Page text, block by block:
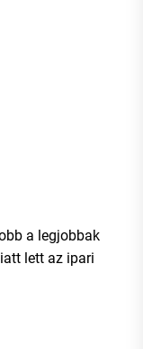
a legjobbak
lett az ipari